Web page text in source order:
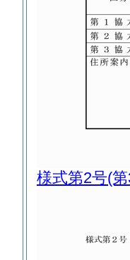
様式第2号(